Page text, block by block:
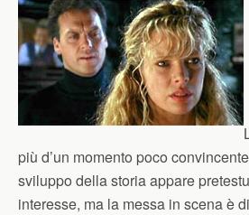
più d’un momento poco
sviluppo della storia appare
interesse, ma la messa in scena è